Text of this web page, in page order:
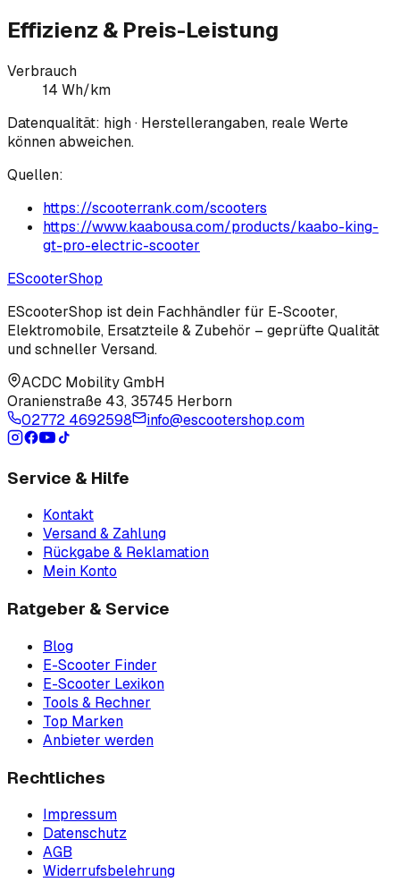
Effizienz & Preis-Leistung
Verbrauch
14 Wh/km
Datenqualität: high· Herstellerangaben, reale Werte
können abweichen.
Quellen:
https://scooterrank.com/scooters
https://www.kaabousa.com/products/kaabo-king-
gt-pro-electric-scooter
EScooterShop
EScooterShop ist dein Fachhändler für E-Scooter,
Elektromobile, Ersatzteile & Zubehör – geprüfte Qualität
und schneller Versand.
ACDC Mobility GmbH
Oranienstraße 43, 35745 Herborn
02772 4692598
info@escootershop.com
Service & Hilfe
Kontakt
Versand & Zahlung
Rückgabe & Reklamation
Mein Konto
Ratgeber & Service
Blog
E-Scooter Finder
E-Scooter Lexikon
Tools & Rechner
Top Marken
Anbieter werden
Rechtliches
Impressum
Datenschutz
AGB
Widerrufsbelehrung